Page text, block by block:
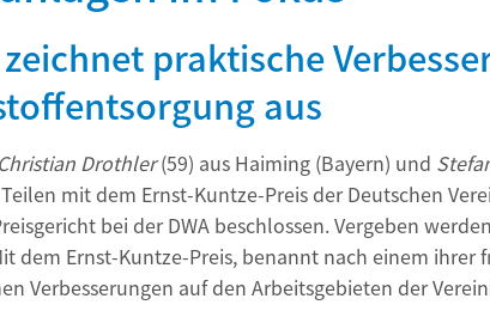
zeichnet praktische
aus
Drothler(59) aus Haiming (Bayern) und
mit dem Ernst-Kuntze-Preis der Deutschen
bei der DWA beschlossen. Vergeben
dem Ernst-Kuntze-Preis, benannt nach einem
Verbesserungen auf den Arbeitsgebieten der